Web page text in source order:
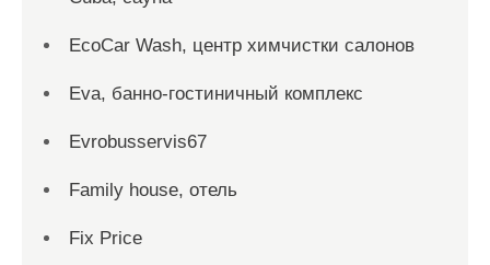
EcoCar Wash, центр химчистки салонов
Eva, банно-гостиничный комплекс
Evrobusservis67
Family house, отель
Fix Price